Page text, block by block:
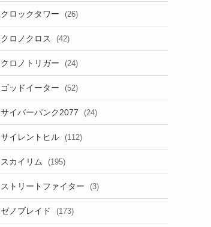
クロックタワー (26)
クロノクロス (42)
クロノトリガー (24)
ゴッドイーター (52)
サイバーパンク2077 (24)
サイレントヒル (112)
スカイリム (195)
ストリートファイター (3)
ゼノブレイド (173)